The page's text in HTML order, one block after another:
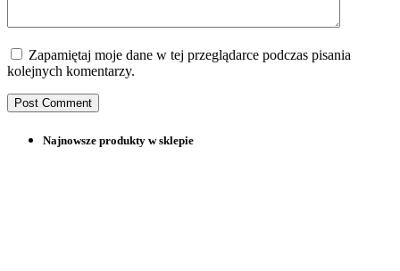
Zapamiętaj moje dane w tej przeglądarce podczas pisania
kolejnych komentarzy.
Najnowsze produkty w sklepie